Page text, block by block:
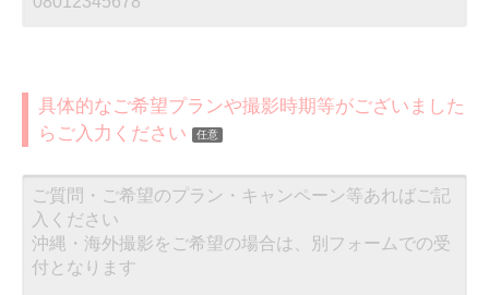
具体的なご希望プランや撮影時期等がございました
らご入力ください
任意